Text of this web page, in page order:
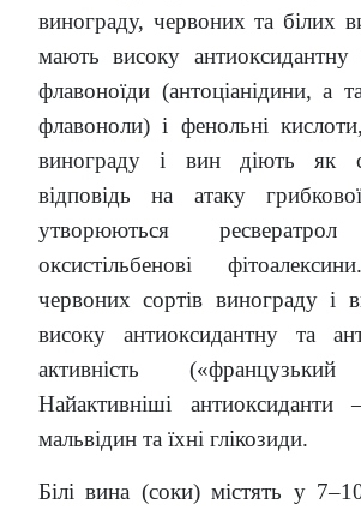
винограду, червоних та білих
мають високу антиоксидантну
флавоноїди (антоціанідини, а
флавоноли) і фенольні
винограду і вин діють як
відповідь на атаку
утворюються
оксистільбенові
червоних сортів винограду і
високу антиоксидантну та
активність («французький
Найактивніші
мальвідин та їхні глікозиди.
Білі вина (соки) містять у